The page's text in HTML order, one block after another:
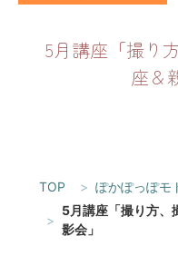
5月講座「撮り
座＆
TOP
ぽかぽっぽモ
5月講座「撮り方、
影会」